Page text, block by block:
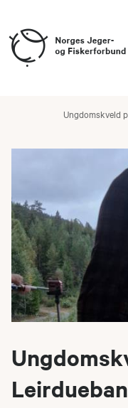
Ungdomskveld